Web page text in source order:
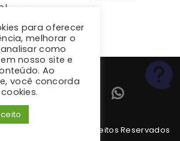
Todos os Direitos Reservados
para oferecer
melhorar o
como
nosso site e
Ao
você concorda